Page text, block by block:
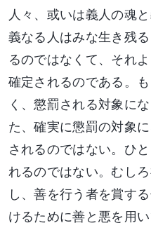
人々、或いは義人の魂
義なる人はみな生き残
るのではなくて、それ
確定されるのである。
く、懲罰される対象に
た、確実に懲罰の対象
されるのではない。ひ
れるのではない。むし
し、善を行う者を賞す
けるために善と悪を用